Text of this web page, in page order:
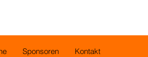
Sponsoren Kontakt